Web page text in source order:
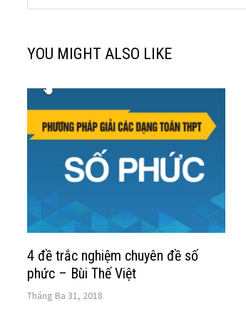
YOU MIGHT ALSO LIKE
4 đề trắc nghiệm chuyên đề số
phức – Bùi Thế Việt
Tháng Ba 31, 2018